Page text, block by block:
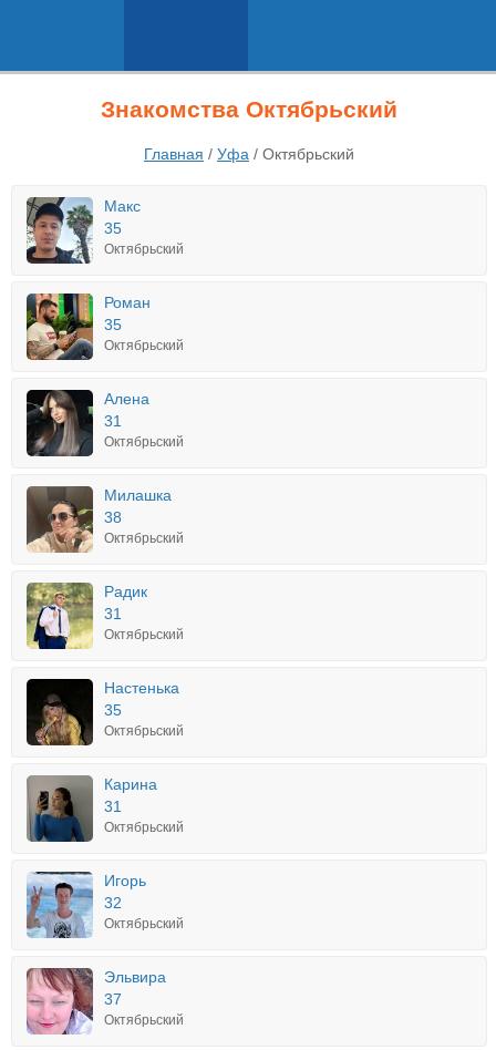
Знакомства Октябрьский
Главная / Уфа / Октябрьский
Макс
35
Октябрьский
Роман
35
Октябрьский
Алена
31
Октябрьский
Милашка
38
Октябрьский
Радик
31
Октябрьский
Настенька
35
Октябрьский
Карина
31
Октябрьский
Игорь
32
Октябрьский
Эльвира
37
Октябрьский